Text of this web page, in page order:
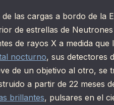
de las cargas a bordo de la
de estrellas de Neutrones
de rayos X a medida
nocturno, sus detectores
de un objetivo al otro, se
a partir de 22 meses
brillantes, pulsares en el